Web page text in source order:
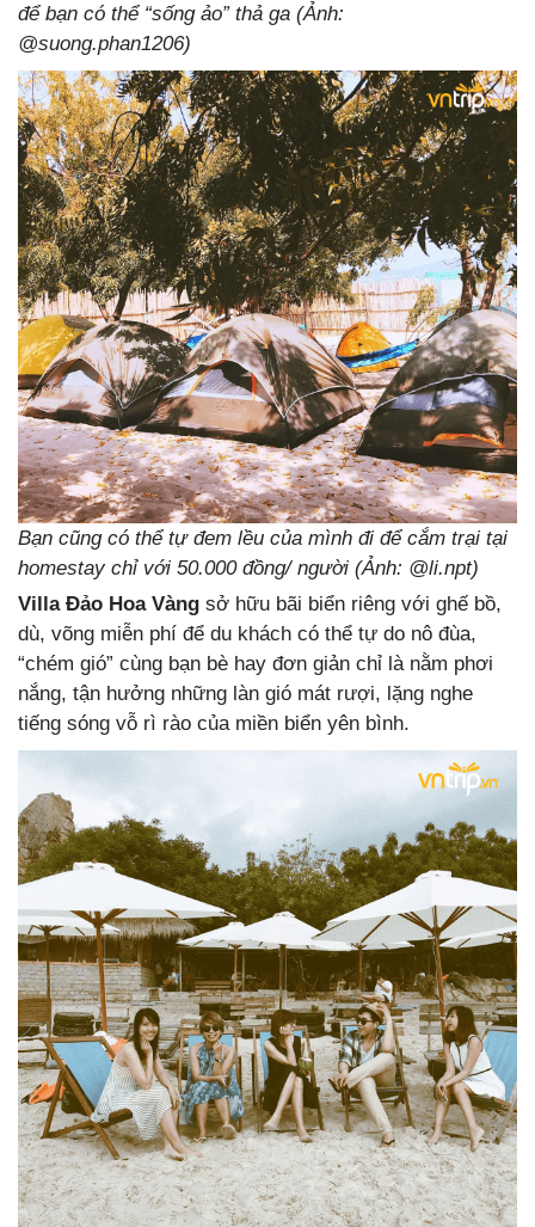
để bạn có thể “sống ảo” thả ga (Ảnh:
@suong.phan1206)
Bạn cũng có thể tự đem lều của mình đi để cắm trại tại
homestay chỉ với 50.000 đồng/ người (Ảnh: @li.npt)
Villa Đảo Hoa Vàng sở hữu bãi biển riêng với ghế bồ,
dù, võng miễn phí để du khách có thể tự do nô đùa,
“chém gió” cùng bạn bè hay đơn giản chỉ là nằm phơi
nắng, tận hưởng những làn gió mát rượi, lặng nghe
tiếng sóng vỗ rì rào của miền biển yên bình.